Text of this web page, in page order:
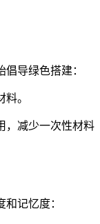
导绿色搭建：
。
，减少一次性材料
记忆度：